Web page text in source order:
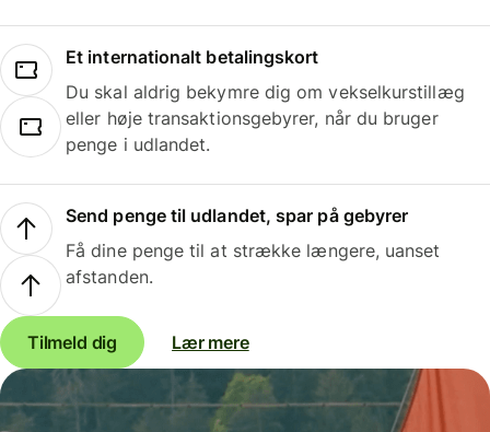
Et internationalt betalingskort
Du skal aldrig bekymre dig om vekselkurstillæg
eller høje transaktionsgebyrer, når du bruger
penge i udlandet.
Send penge til udlandet, spar på gebyrer
Få dine penge til at strække længere, uanset
afstanden.
Tilmeld dig Lær mere